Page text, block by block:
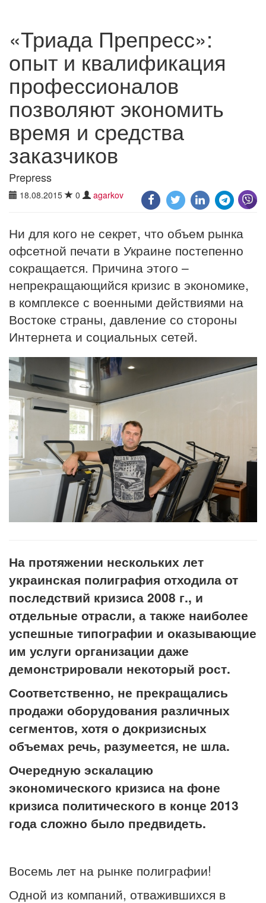
«Триада Препресс»:
опыт и квалификация
профессионалов
позволяют экономить
время и средства
заказчиков
Prepress
18.08.2015 0 agarkov
Ни для кого не секрет, что объем рынка
офсетной печати в Украине постепенно
сокращается. Причина этого –
непрекращающийся кризис в экономике,
в комплексе с военными действиями на
Востоке страны, давление со стороны
Интернета и социальных сетей.
На протяжении нескольких лет
украинская полиграфия отходила от
последствий кризиса 2008 г., и
отдельные отрасли, а также наиболее
успешные типографии и оказывающие
им услуги организации даже
демонстрировали некоторый рост.
Соответственно, не прекращались
продажи оборудования различных
сегментов, хотя о докризисных
объемах речь, разумеется, не шла.
Очередную эскалацию
экономического кризиса на фоне
кризиса политического в конце 2013
года сложно было предвидеть.
Восемь лет на рынке полиграфии!
Одной из компаний, отважившихся в